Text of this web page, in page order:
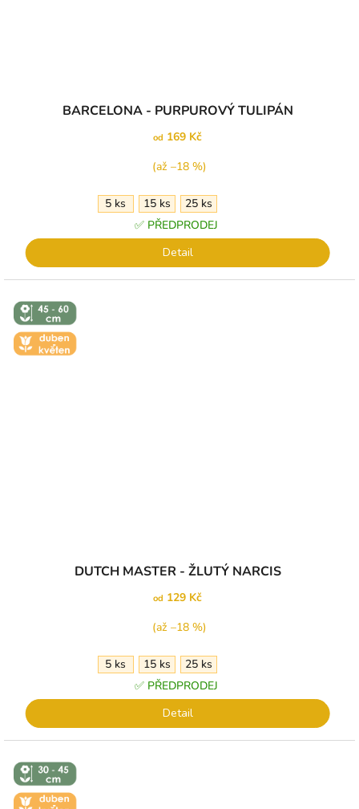
BARCELONA - PURPUROVÝ TULIPÁN
od 169 Kč
(až –18 %)
5 ks 15 ks
25 ks
✅ PŘEDPRODEJ
Detail
↕️ VÝŠKA 45
- 60 CM
🌼 KVĚT -
DUBEN-
KVĚTEN
hodnocení
je
z
hvězdiček.
DUTCH MASTER - ŽLUTÝ NARCIS
od 129 Kč
(až –18 %)
5 ks 15 ks
25 ks
✅ PŘEDPRODEJ
Detail
↕️ VÝŠKA 30
- 45 CM
🌼 KVĚT -
DUBEN-